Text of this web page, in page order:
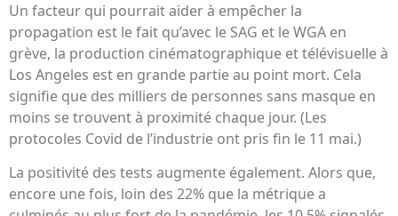
Un facteur qui pourrait aider à empêcher la
propagation est le fait qu’avec le SAG et le WGA en
grève, la production cinématographique et télévisuelle à
Los Angeles est en grande partie au point mort. Cela
signifie que des milliers de personnes sans masque en
moins se trouvent à proximité chaque jour. (Les
protocoles Covid de l’industrie ont pris fin le 11 mai.)
La positivité des tests augmente également. Alors que,
encore une fois, loin des 22% que la métrique a